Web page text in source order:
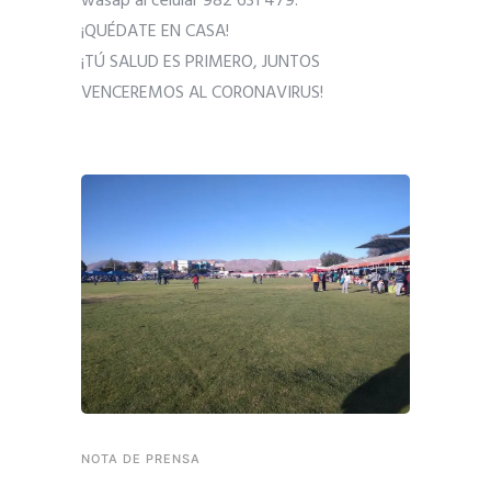
¡QUÉDATE EN CASA!
¡TÚ SALUD ES PRIMERO, JUNTOS
VENCEREMOS AL CORONAVIRUS!
NOTA DE PRENSA